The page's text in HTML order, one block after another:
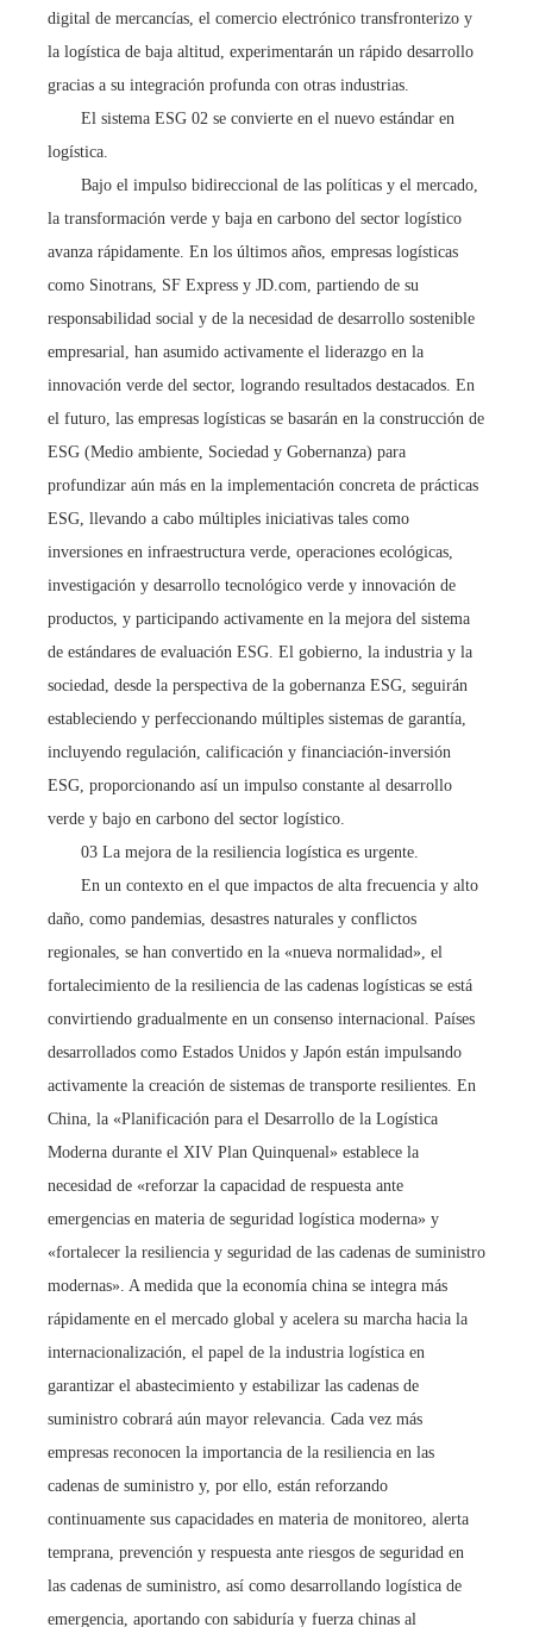
digital de mercancías, el comercio electrónico transfronterizo y
la logística de baja altitud, experimentarán un rápido desarrollo
gracias a su integración profunda con otras industrias.
El sistema ESG 02 se convierte en el nuevo estándar en
logística.
Bajo el impulso bidireccional de las políticas y el mercado,
la transformación verde y baja en carbono del sector logístico
avanza rápidamente. En los últimos años, empresas logísticas
como Sinotrans, SF Express y JD.com, partiendo de su
responsabilidad social y de la necesidad de desarrollo sostenible
empresarial, han asumido activamente el liderazgo en la
innovación verde del sector, logrando resultados destacados. En
el futuro, las empresas logísticas se basarán en la construcción de
ESG (Medio ambiente, Sociedad y Gobernanza) para
profundizar aún más en la implementación concreta de prácticas
ESG, llevando a cabo múltiples iniciativas tales como
inversiones en infraestructura verde, operaciones ecológicas,
investigación y desarrollo tecnológico verde y innovación de
productos, y participando activamente en la mejora del sistema
de estándares de evaluación ESG. El gobierno, la industria y la
sociedad, desde la perspectiva de la gobernanza ESG, seguirán
estableciendo y perfeccionando múltiples sistemas de garantía,
incluyendo regulación, calificación y financiación-inversión
ESG, proporcionando así un impulso constante al desarrollo
verde y bajo en carbono del sector logístico.
03 La mejora de la resiliencia logística es urgente.
En un contexto en el que impactos de alta frecuencia y alto
daño, como pandemias, desastres naturales y conflictos
regionales, se han convertido en la «nueva normalidad», el
fortalecimiento de la resiliencia de las cadenas logísticas se está
convirtiendo gradualmente en un consenso internacional. Países
desarrollados como Estados Unidos y Japón están impulsando
activamente la creación de sistemas de transporte resilientes. En
China, la «Planificación para el Desarrollo de la Logística
Moderna durante el XIV Plan Quinquenal» establece la
necesidad de «reforzar la capacidad de respuesta ante
emergencias en materia de seguridad logística moderna» y
«fortalecer la resiliencia y seguridad de las cadenas de suministro
modernas». A medida que la economía china se integra más
rápidamente en el mercado global y acelera su marcha hacia la
internacionalización, el papel de la industria logística en
garantizar el abastecimiento y estabilizar las cadenas de
suministro cobrará aún mayor relevancia. Cada vez más
empresas reconocen la importancia de la resiliencia en las
cadenas de suministro y, por ello, están reforzando
continuamente sus capacidades en materia de monitoreo, alerta
temprana, prevención y respuesta ante riesgos de seguridad en
las cadenas de suministro, así como desarrollando logística de
emergencia, aportando con sabiduría y fuerza chinas al